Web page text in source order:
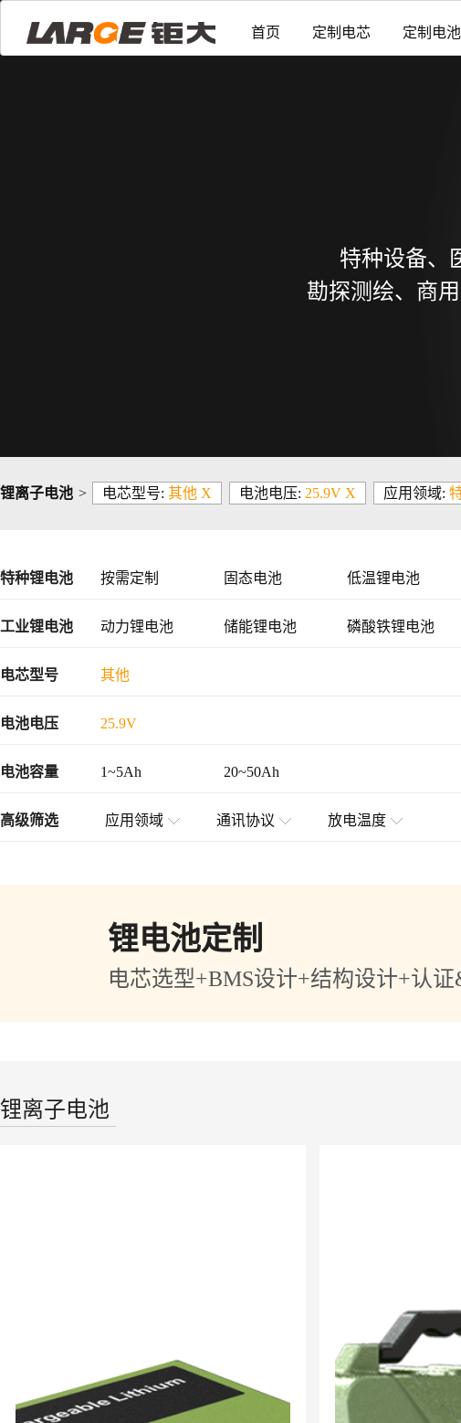
首页 定制电芯 定制电池
特种设备、
勘探测绘、商
锂离子电池 > 电芯型号: 其他 X 电池电压: 25.9V X 应用领域:
特种锂电池 按需定制 固态电池 低温锂电池
工业锂电池 动力锂电池 储能锂电池 磷酸铁锂电池
48V锂电池
电芯型号 其他
电池电压 25.9V
电池容量 1~5Ah 20~50Ah
高级筛选 应用领域 通讯协议 放电温度
锂电池定制
电芯选型+BMS设计+结构设计+认
锂离子电池